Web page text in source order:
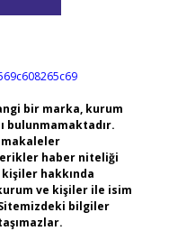
bir marka, kurum
bulunmamaktadır.
makaleler
haber niteliği
hakkında
ve kişiler ile isim
bilgiler